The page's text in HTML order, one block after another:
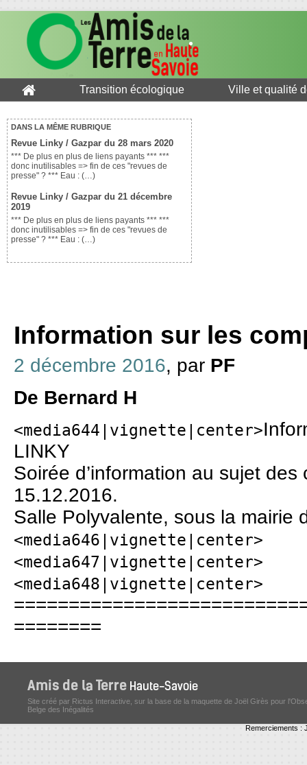
Transition écologique Ville et qualité
DANS LA MÊME RUBRIQUE
Revue Linky / Gazpar du 28 mars 2020
*** De plus en plus de liens payants *** ***
donc inutilisables => fin de ces "revues de
presse" ? *** Eau : (…)
Revue Linky / Gazpar du 21 décembre
2019
*** De plus en plus de liens payants *** ***
donc inutilisables => fin de ces "revues de
presse" ? *** Eau : (…)
Information sur les
2 décembre 2016, par PF
De Bernard H
<media644|vignette|center>
LINKY
Soirée d’information au sujet
15.12.2016.
Salle Polyvalente, sous la mairie
<media646|vignette|center>
<media647|vignette|center>
<media648|vignette|center>
========
Site créé par Rictus Interactive, sur la base de la maquette de Joël Girès pour
Belge des Inégalités
Remerciements :